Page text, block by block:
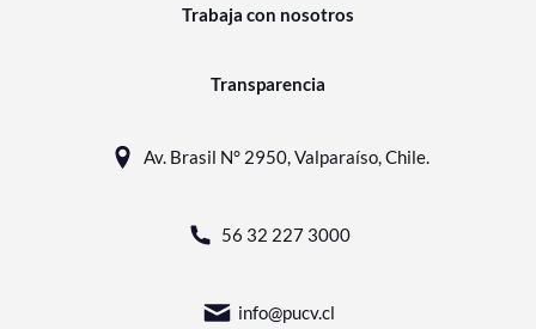
Trabaja con nosotros
Transparencia
Av. Brasil N° 2950, Valparaíso, Chile.
56 32 227 3000
info@pucv.cl